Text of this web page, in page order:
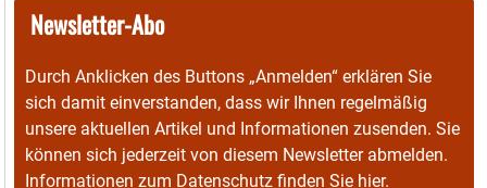
Newsletter-Abo
Durch Anklicken des Buttons „Anmelden“ erklären Sie
sich damit einverstanden, dass wir Ihnen regelmäßig
unsere aktuellen Artikel und Informationen zusenden. Sie
können sich jederzeit von diesem Newsletter abmelden.
Informationen zum Datenschutz finden Sie hier.